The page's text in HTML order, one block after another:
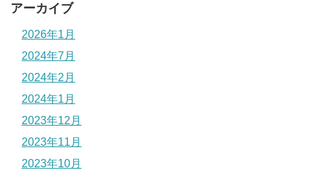
アーカイブ
2026年1月
2024年7月
2024年2月
2024年1月
2023年12月
2023年11月
2023年10月